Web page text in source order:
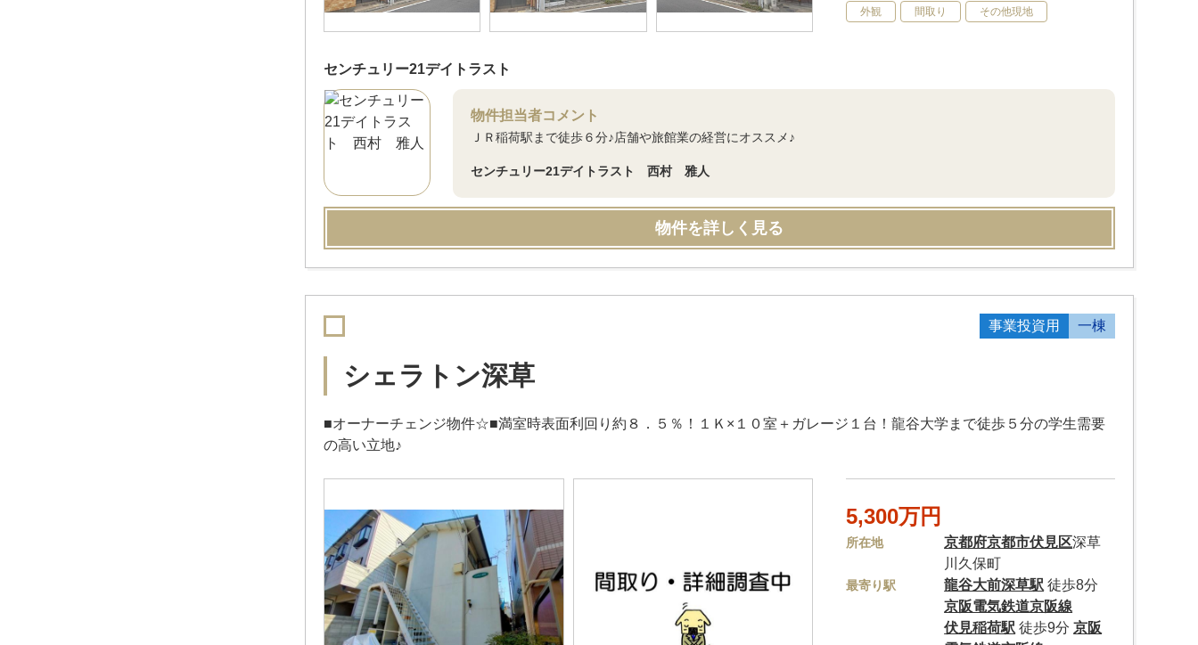
外観 間取り その他現地
センチュリー21デイトラスト
物件担当者コメント
ＪＲ稲荷駅まで徒歩６分♪店舗や旅館業の経営にオススメ♪
センチュリー21デイトラスト 西村 雅人
物件を詳しく見る
事業投資用 一棟
シェラトン深草
■オーナーチェンジ物件☆■満室時表面利回り約８．５％！１Ｋ×１０室＋ガレージ１台！龍谷大学まで徒歩５分の学生需要
の高い立地♪
5,300万円
所在地 京都府京都市伏見区深草
川久保町
最寄り駅 龍谷大前深草駅 徒歩8分
京阪電気鉄道京阪線
伏見稲荷駅 徒歩9分京阪